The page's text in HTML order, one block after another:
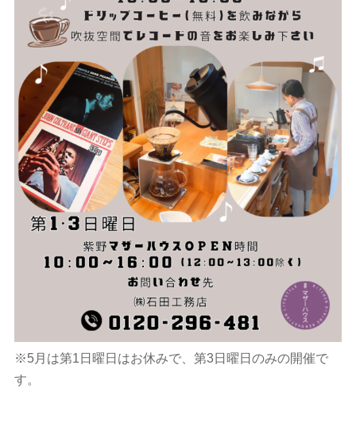
※5月は第1日曜日はお休みで、第3日曜日のみの開催で
す。